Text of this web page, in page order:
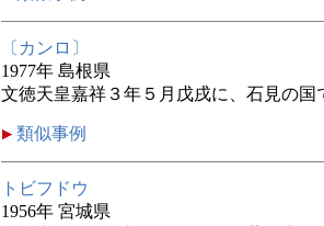
〔カンロ〕
1977年 島根県
文徳天皇嘉祥３年５月戊戌に、石見の国
類似事例
トビフドウ
1956年 宮城県